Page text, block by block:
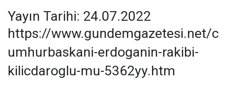
Yayın Tarihi: 24.07.2022
https://www.gundemgazetesi.net/c
umhurbaskani-erdoganin-rakibi-
kilicdaroglu-mu-5362yy.htm